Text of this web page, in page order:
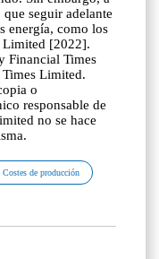
seguir adelante
energía, como los
Limited [2022].
Financial Times
Times Limited.
o
responsable de
no se hace
Costes de producción